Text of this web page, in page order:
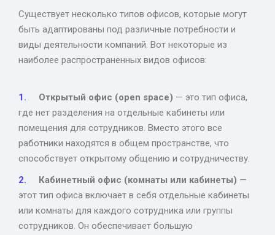
Существует несколько типов офисов, которые могут
быть адаптированы под различные потребности и
виды деятельности компаний. Вот некоторые из
наиболее распространенных видов офисов:
Открытый офис (open space) — это тип офиса,
где нет разделения на отдельные кабинеты или
помещения для сотрудников. Вместо этого все
работники находятся в общем пространстве, что
способствует открытому общению и сотрудничеству.
Кабинетный офис (комнаты или кабинеты) —
этот тип офиса включает в себя отдельные кабинеты
или комнаты для каждого сотрудника или группы
сотрудников. Он обеспечивает большую